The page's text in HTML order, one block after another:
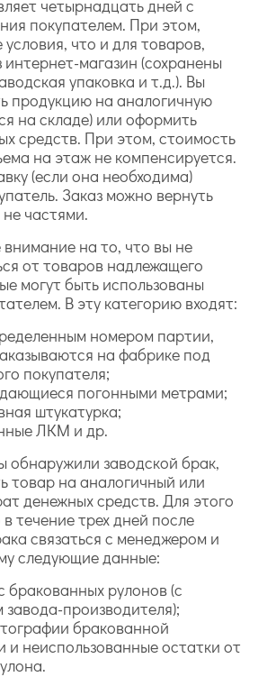
четырнадцать дней с
покупателем. При этом,
что и для товаров,
интернет-магазин (сохранены
упаковка и т.д.). Вы
продукцию на аналогичную
на складе) или оформить
средств. При этом, стоимость
на этаж не компенсируется.
(если она необходима)
Заказ можно вернуть
частями.
на то, что вы не
от товаров надлежащего
могут быть использованы
В эту категорию входят:
номером партии,
на фабрике под
покупателя;
погонными метрами;
штукатурка;
ЛКМ и др.
обнаружили заводской брак,
товар на аналогичный или
денежных средств. Для этого
течение трех дней после
связаться с менеджером и
следующие данные:
бракованных рулонов (с
завода-производителя);
бракованной
и неиспользованные остатки от